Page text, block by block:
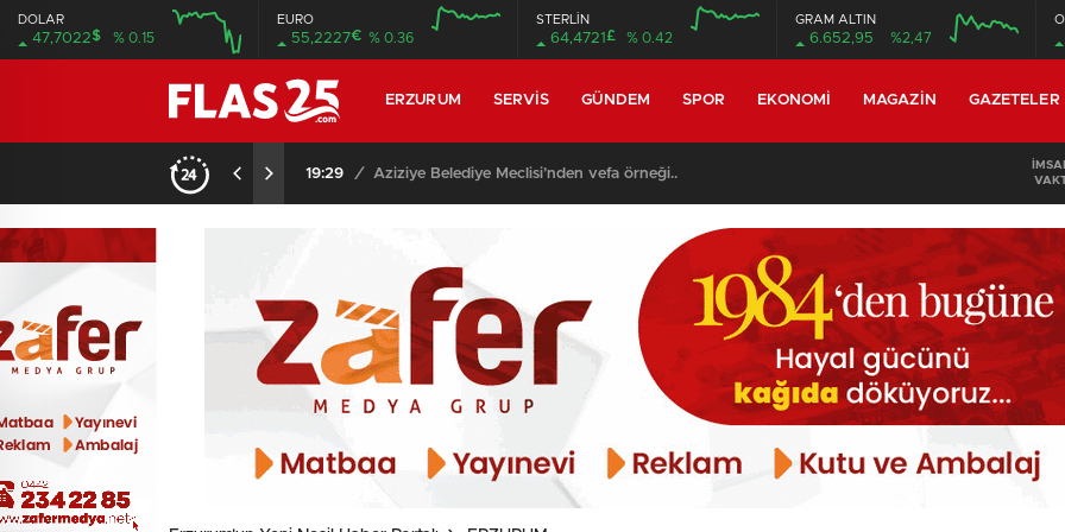
DOLAR
47,7022$ % 0.15
EURO
55,2227€ % 0.36
STERLİN
64,4721 £ % 0.42
GRAM ALTIN
6.652,95 %2,47
ERZURUM SERVIS GÜNDEM SPOR EKONOMI MAGAZIN GAZETELER
15:20 / Erzurum’da gıda ve yem işletmelerine sıkı markaj…